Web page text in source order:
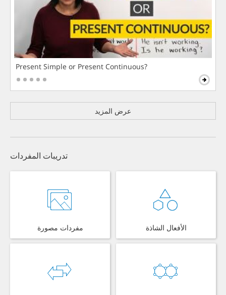
Present Simple or Present Continuous?
عرض المزيد
تدريبات المفردات
مفردات مصورة الأفعال الشاذة